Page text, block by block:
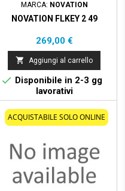
MARCA: NOVATION
NOVATION FLKEY 2 49
Prezzo
269,00 €
 Aggiungi al carrello
 Disponibile in 2-3 gg
lavorativi
ACQUISTABILE SOLO ONLINE